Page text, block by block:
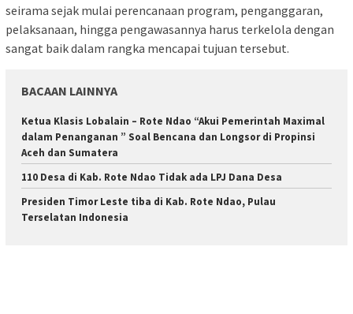
seirama sejak mulai perencanaan program, penganggaran,
pelaksanaan, hingga pengawasannya harus terkelola dengan
sangat baik dalam rangka mencapai tujuan tersebut.
BACAAN LAINNYA
Ketua Klasis Lobalain – Rote Ndao “Akui Pemerintah Maximal
dalam Penanganan ” Soal Bencana dan Longsor di Propinsi
Aceh dan Sumatera
110 Desa di Kab. Rote Ndao Tidak ada LPJ Dana Desa
Presiden Timor Leste tiba di Kab. Rote Ndao, Pulau
Terselatan Indonesia